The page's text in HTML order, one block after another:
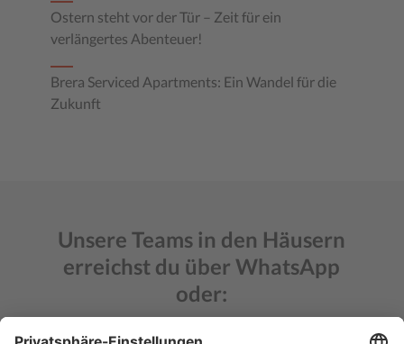
Ostern steht vor der Tür – Zeit für ein
verlängertes Abenteuer!
Brera Serviced Apartments: Ein Wandel für die
Zukunft
Unsere Teams in den Häusern
erreichst du über WhatsApp
oder: